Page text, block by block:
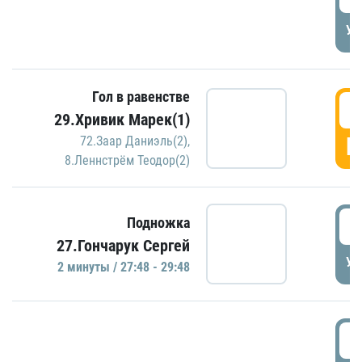
Гол в равенстве
29.Хривик Марек(1)
72.Заар Даниэль(2),
8.Леннстрём Теодор(2)
Подножка
27.Гончарук Сергей
2 минуты / 27:48 - 29:48